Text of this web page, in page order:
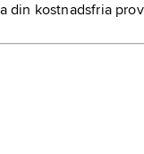
din kostnadsfria